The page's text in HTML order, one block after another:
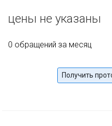
цены не указаны
0 обращений за месяц
Получить